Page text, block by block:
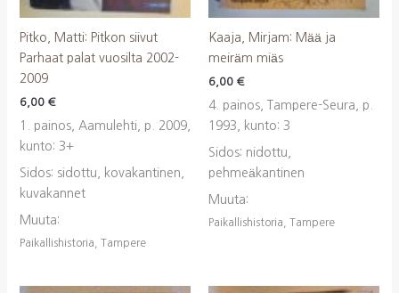
Pitko, Matti: Pitkon siivut
Parhaat palat vuosilta 2002-
2009
6,00 €
1. painos, Aamulehti, p. 2009,
kunto: 3+
Sidos: sidottu, kovakantinen,
kuvakannet
Muuta:
Paikallishistoria, Tampere
Kaaja, Mirjam: Mää ja
meiräm miäs
6,00 €
4. painos, Tampere-Seura, p.
1993, kunto: 3
Sidos: nidottu,
pehmeäkantinen
Muuta:
Paikallishistoria, Tampere